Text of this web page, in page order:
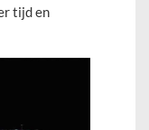
tijd en